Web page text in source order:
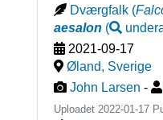
Dværgfalk (
aesalon (
2021-09-17
Øland, Sverige
John Larsen -
Uploadet 2022-01-17